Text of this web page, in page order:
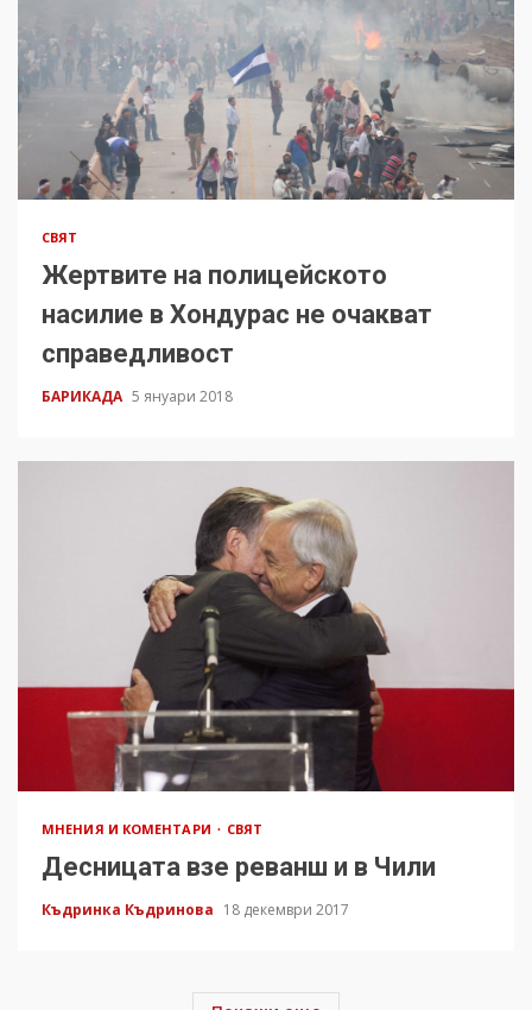
СВЯТ
Жертвите на полицейското
насилие в Хондурас не очакват
справедливост
БАРИКАДА 5 януари 2018
МНЕНИЯ И КОМЕНТАРИ СВЯТ
Десницата взе реванш и в Чили
Къдринка Къдринова 18 декември 2017